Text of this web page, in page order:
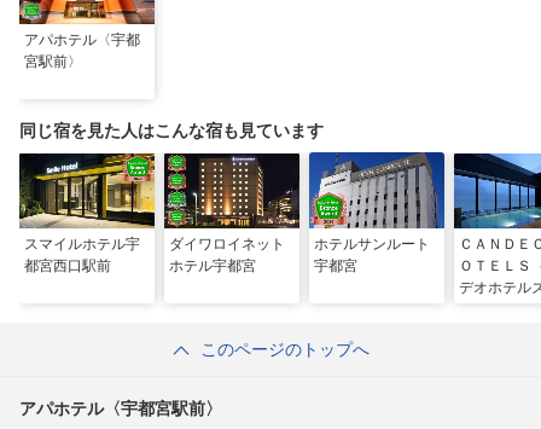
アパホテル〈宇都
宮駅前〉
同じ宿を見た人はこんな宿も見ています
スマイルホテル宇
都宮西口駅前
ダイワロイネット
ホテル宇都宮
ホテルサンルート
宇都宮
ＣＡＮＤ
ＯＴＥＬＳ
デオホテル
このページのトップへ
アパホテル〈宇都宮駅前〉